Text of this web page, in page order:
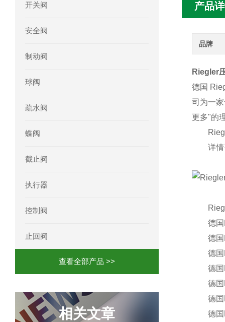
AC-MOTOREN电机FCPA 71B-2参数
开关阀
安全阀
制动阀
球阀
疏水阀
蝶阀
截止阀
执行器
控制阀
止回阀
查看全部产品 >>
相关文章
产品
品牌
Riegler
德国
司为一
更多"的
Riegler
详情
Riegler
德国
德国
德国
德国
德国
德国
德国